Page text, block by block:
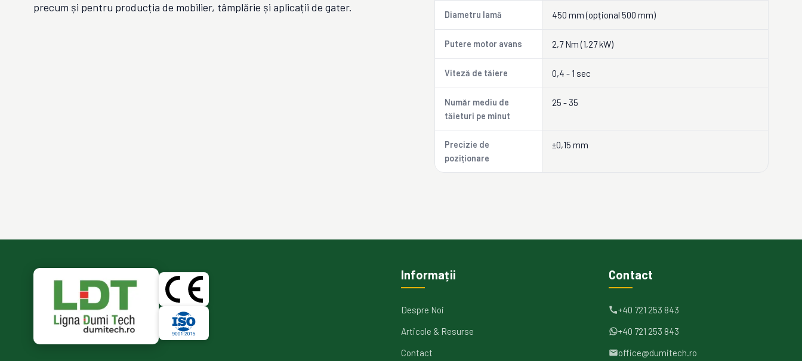
precum și pentru producția de mobilier, tâmplărie și aplicații de gater.
Diametru lamă 450 mm (opțional 500 mm)
Putere motor avans 2,7 Nm (1,27 kW)
Viteză de tăiere 0,4 - 1 sec
Număr mediu de
tăieturi pe minut
25 - 35
Precizie de
poziționare
±0,15 mm
Informații
Despre Noi
Articole & Resurse
Contact
Contact
+40 721 253 843
+40 721 253 843
office@dumitech.ro